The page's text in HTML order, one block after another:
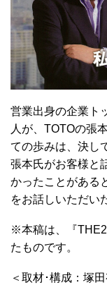
営業出身の企業ト
人が、TOTOの張
ての歩みは、決し
張本氏がお客様と
かったことがある
をお話しいただい
※本稿は、『
たものです。
＜取材･構成：塚